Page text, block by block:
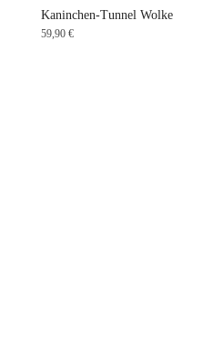
Kaninchen-Tunnel Wolke
59,90 €